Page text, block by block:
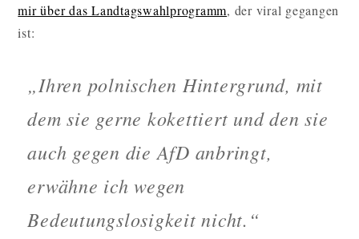
mir über das Landtagswahlprogramm, der viral gegangen
ist:
„Ihren polnischen Hintergrund, mit
dem sie gerne kokettiert und den sie
auch gegen die AfD anbringt,
erwähne ich wegen
Bedeutungslosigkeit nicht.“